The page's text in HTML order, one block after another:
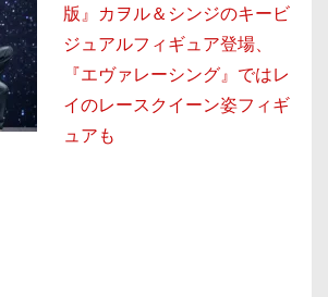
版』カヲル＆シンジのキービ
ジュアルフィギュア登場、
『エヴァレーシング』ではレ
イのレースクイーン姿フィギ
ュアも